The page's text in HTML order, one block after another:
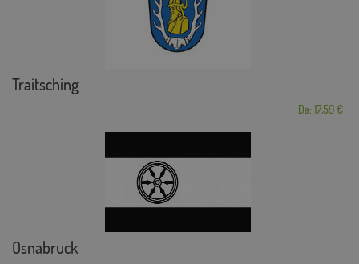
Traitsching
Da: 17,59 €
Osnabruck